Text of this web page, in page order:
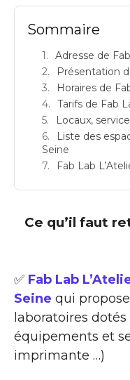
Sommaire
Adresse de
Présentation
Horaires de
Tarifs de Fab
Locaux,
Liste des
Seine
Fab Lab
Ce qu’il faut
✅ Fab Lab
Seine qui
laboratoires
équipements et
imprimante …)